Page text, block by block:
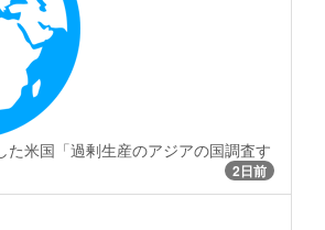
た米国「過剰生産のアジアの国調査す
2日前